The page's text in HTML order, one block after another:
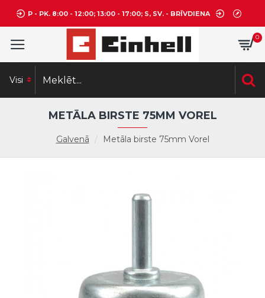
P - PK. 8:00 - 12:00; 13:00 - 17:00; S, SV. - BRĪVDIENA
0
Visi
Galvenā Metāla birste 75mm Vorel
METĀLA BIRSTE 75MM VOREL